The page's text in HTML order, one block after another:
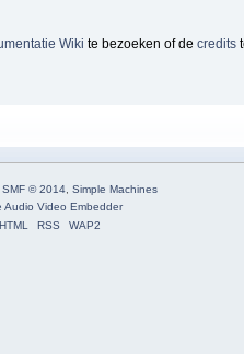
Wiki te bezoeken of de credits
SMF © 2014, Simple Machines
Audio Video Embedder
RSS WAP2